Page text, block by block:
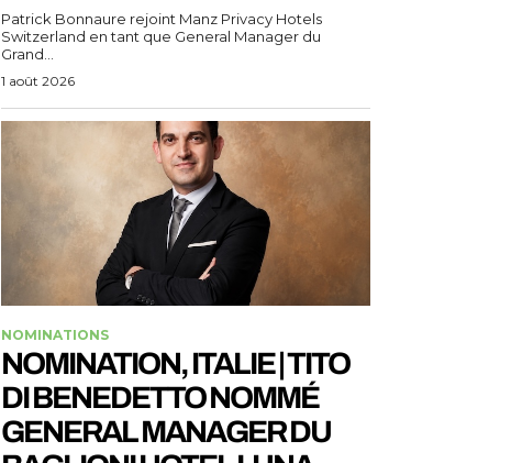
Patrick Bonnaure rejoint Manz Privacy Hotels
Switzerland en tant que General Manager du
Grand...
1 août 2026
NOMINATIONS
NOMINATION, ITALIE | TITO
DI BENEDETTO NOMMÉ
GENERAL MANAGER DU